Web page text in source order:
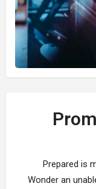
Prepared is
Wonder an